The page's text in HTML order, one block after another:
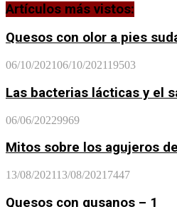
Artículos más vistos:
Quesos con olor a pies
06/10/202106/10/202119503
Las bacterias lácticas y el
06/06/20229969
Mitos sobre los agujeros
13/08/202113/08/2021 7447
Quesos con gusanos – 1